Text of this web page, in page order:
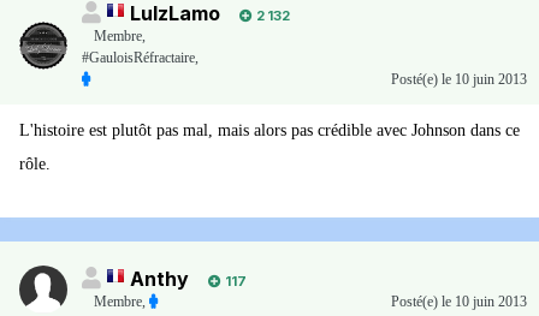
LulzLamo
2 132
Membre,
#GauloisRéfractaire,
Posté(e) le 10 juin 2013
L'histoire est plutôt pas mal, mais alors pas crédible avec Johnson dans ce
rôle.
Anthy
117
Membre, Posté(e) le 10 juin 2013